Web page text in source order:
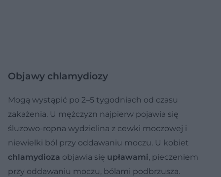
Objawy chlamydiozy
Mogą wystąpić po 2–5 tygodniach od czasu
zakażenia. U mężczyzn najpierw pojawia się
śluzowo-ropna wydzielina z cewki moczowej i
niewielki ból przy oddawaniu moczu. U kobiet
chlamydioza objawia się upławami, pieczeniem
przy oddawaniu moczu, bólami podbrzusza.